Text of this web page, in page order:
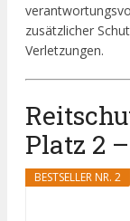
zusätzlicher
Verletzungen.
Platz 2
BESTSELLER NR. 2